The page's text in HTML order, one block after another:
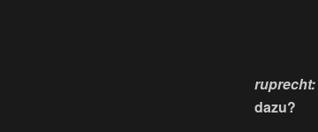
ruprecht:
dazu?